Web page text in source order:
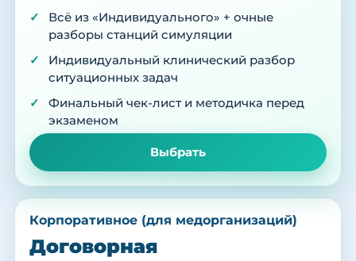
Всё из «Индивидуального» + очные
разборы станций симуляции
Индивидуальный клинический разбор
ситуационных задач
Финальный чек-лист и методичка перед
экзаменом
Выбрать
Корпоративное (для медорганизаций)
Договорная